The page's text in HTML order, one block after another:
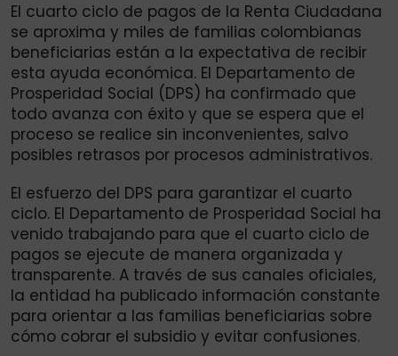
El cuarto ciclo de pagos de la Renta Ciudadana
se aproxima y miles de familias colombianas
beneficiarias están a la expectativa de recibir
esta ayuda económica. El Departamento de
Prosperidad Social (DPS) ha confirmado que
todo avanza con éxito y que se espera que el
proceso se realice sin inconvenientes, salvo
posibles retrasos por procesos administrativos.
El esfuerzo del DPS para garantizar el cuarto
ciclo. El Departamento de Prosperidad Social ha
venido trabajando para que el cuarto ciclo de
pagos se ejecute de manera organizada y
transparente. A través de sus canales oficiales,
la entidad ha publicado información constante
para orientar a las familias beneficiarias sobre
cómo cobrar el subsidio y evitar confusiones.